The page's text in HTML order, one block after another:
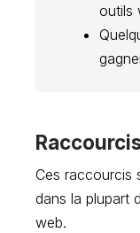
outils
Ces raccourcis
dans la plupart
web.